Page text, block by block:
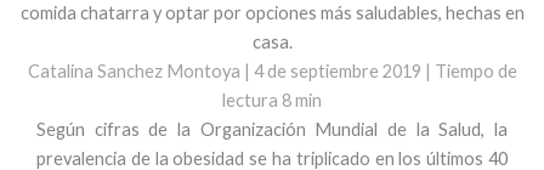
comida chatarra y optar por opciones más saludables, hechas en
casa.
Catalina Sanchez Montoya | 4 de septiembre 2019 | Tiempo de
lectura 8min
Según cifras de la Organización Mundial de la Salud, la
prevalencia de la obesidad se ha triplicado en los últimos 40